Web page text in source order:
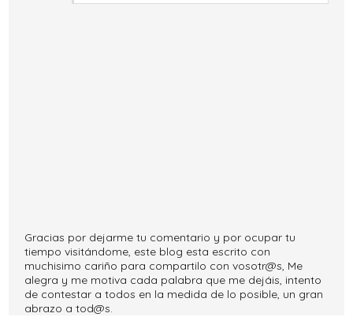
Gracias por dejarme tu comentario y por ocupar tu
tiempo visitándome, este blog esta escrito con
muchisimo cariño para compartilo con vosotr@s, Me
alegra y me motiva cada palabra que me dejáis, intento
de contestar a todos en la medida de lo posible, un gran
abrazo a tod@s.